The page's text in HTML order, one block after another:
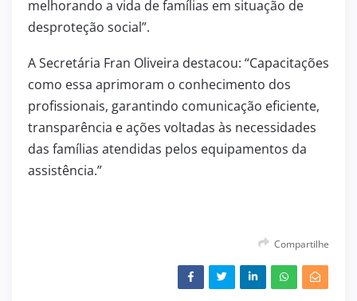
melhorando a vida de famílias em situação de
desproteção social”.
A Secretária Fran Oliveira destacou: “Capacitações
como essa aprimoram o conhecimento dos
profissionais, garantindo comunicação eficiente,
transparência e ações voltadas às necessidades
das famílias atendidas pelos equipamentos da
assistência.”
Compartilhe